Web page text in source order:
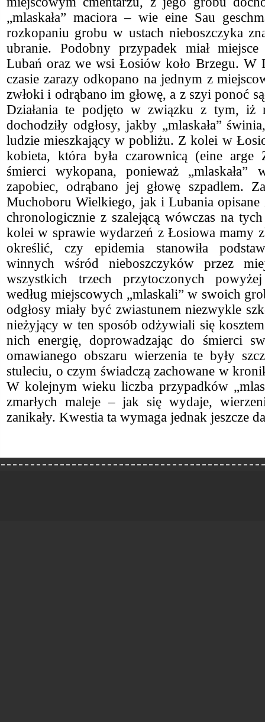
„mlaskała” maciora – wie eine Sau
rozkopaniu grobu w ustach nieboszczyka
ubranie. Podobny przypadek miał
Lubań oraz we wsi Łosiów koło Brzegu.
czasie zarazy odkopano na jednym z
zwłoki i odrąbano im głowę, a z szyi ponoć
Działania te podjęto w związku z tym, iż
dochodziły odgłosy, jakby „mlaskała”
ludzie mieszkający w pobliżu. Z kolei w
kobieta, która była czarownicą (eine arge
śmierci wykopana, ponieważ
zapobiec, odrąbano jej głowę szpadlem.
Muchoboru Wielkiego, jak i Lubania opisane
chronologicznie z szalejącą wówczas na
kolei w sprawie wydarzeń z Łosiowa mamy
określić, czy epidemia stanowiła
winnych wśród nieboszczyków przez
wszystkich trzech przytoczonych
według miejscowych „mlaskali” w swoich
odgłosy miały być zwiastunem niezwykle
nieżyjący w ten sposób odżywiali się
nich energię, doprowadzając do śmierci
omawianego obszaru wierzenia te były
stuleciu, o czym świadczą zachowane w
W kolejnym wieku liczba przypadków
zmarłych maleje – jak się wydaje,
zanikały. Kwestia ta wymaga jednak jeszcze